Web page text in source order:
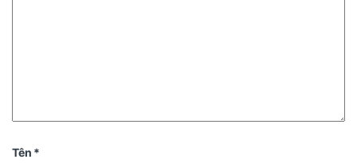
Tên *